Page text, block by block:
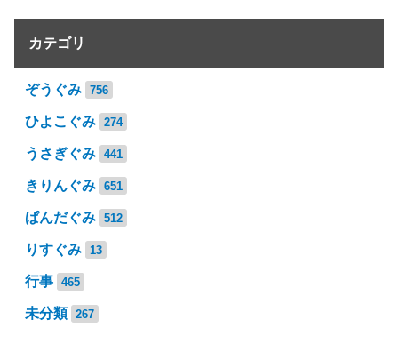
カテゴリ
ぞうぐみ 756
ひよこぐみ 274
うさぎぐみ 441
きりんぐみ 651
ぱんだぐみ 512
りすぐみ 13
行事 465
未分類 267